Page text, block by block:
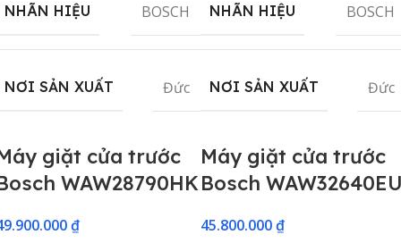
NHÃN HIỆU BOSCH
NƠI SẢN XUẤT Đức
NHÃN HIỆU BOSCH
NƠI SẢN XUẤT Đức
giặt cửa trước
WAW28790HK
₫
Máy giặt cửa trước
Bosch
45.800.000₫